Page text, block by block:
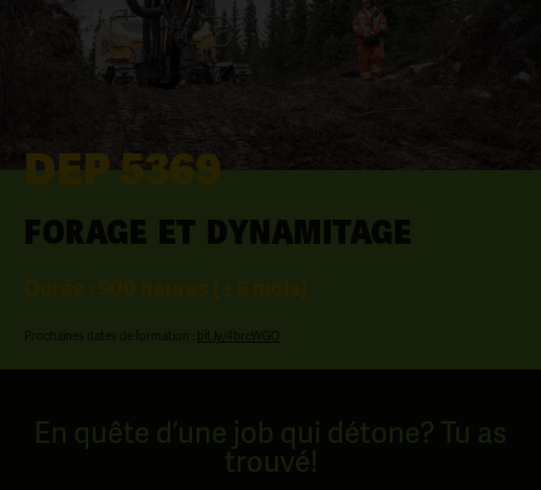
DEP 5369
FORAGE ET DYNAMITAGE
Prochaines dates de formation : bit.ly/4brcWGO
En quête d’une job qui détone? Tu as
trouvé!